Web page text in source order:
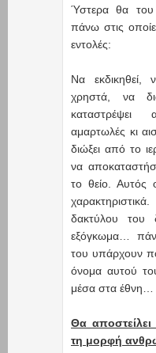
Ύστερα θα του
πάνω στις
εντολές:
Να εκδικηθεί,
χρηστά, να
αμαρτωλές κι
διώξει από το
να
το θείο. Αυτός
δακτύλου του
εξόγκωμα…
του υπάρχουν
όνομα αυτού
μέσα στα έθνη…
Θα
τη μορφή